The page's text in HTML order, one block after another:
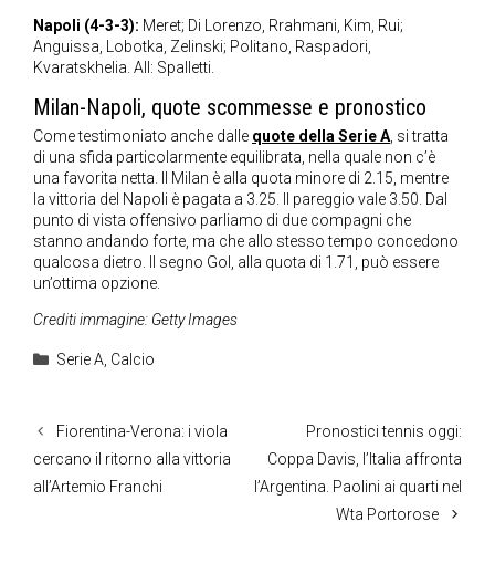
Napoli (4-3-3): Meret; Di Lorenzo, Rrahmani, Kim, Rui;
Anguissa, Lobotka, Zelinski; Politano, Raspadori,
Kvaratskhelia. All: Spalletti.
Milan-Napoli, quote scommesse e pronostico
Come testimoniato anche dalle quote della Serie A, si tratta
di una sfida particolarmente equilibrata, nella quale non c’è
una favorita netta. Il Milan è alla quota minore di 2.15, mentre
la vittoria del Napoli è pagata a 3.25. Il pareggio vale 3.50. Dal
punto di vista offensivo parliamo di due compagni che
stanno andando forte, ma che allo stesso tempo concedono
qualcosa dietro. Il segno Gol, alla quota di 1.71, può essere
un’ottima opzione.
Crediti immagine: Getty Images
Categorie
Serie A, Calcio
Fiorentina-Verona: i viola
cercano il ritorno alla vittoria
all’Artemio Franchi
Pronostici tennis oggi:
Coppa Davis, l’Italia affronta
l’Argentina. Paolini ai quarti nel
Wta Portorose